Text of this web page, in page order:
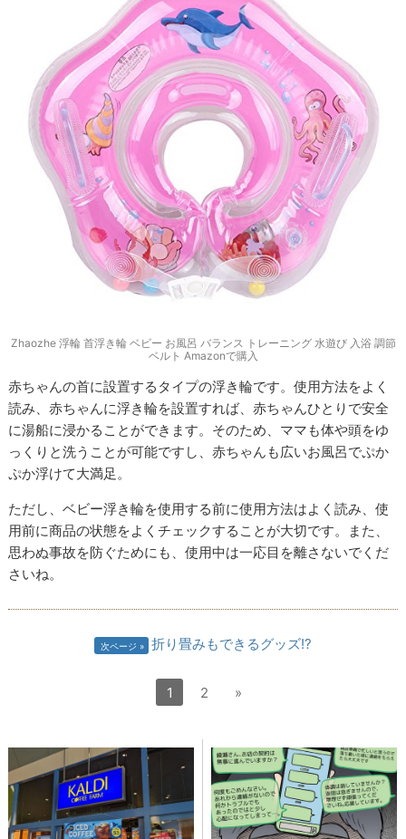
Zhaozhe 浮輪 首浮き輪 ベビー お風呂 バランス トレーニング 水遊び 入浴 調節
ベルト Amazonで購入
赤ちゃんの首に設置するタイプの浮き輪です。使用方法をよく
読み、赤ちゃんに浮き輪を設置すれば、赤ちゃんひとりで安全
に湯船に浸かることができます。そのため、ママも体や頭をゆ
っくりと洗うことが可能ですし、赤ちゃんも広いお風呂でぷか
ぷか浮けて大満足。
ただし、ベビー浮き輪を使用する前に使用方法はよく読み、使
用前に商品の状態をよくチェックすることが大切です。また、
思わぬ事故を防ぐためにも、使用中は一応目を離さないでくだ
さいね。
次ページ 折り畳みもできるグッズ!?
1 2 »